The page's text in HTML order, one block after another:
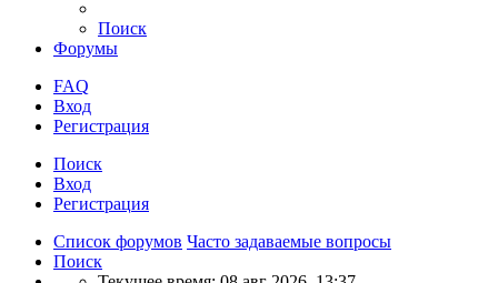
Поиск
Форумы
FAQ
Вход
Регистрация
Поиск
Вход
Регистрация
Список форумов Часто задаваемые вопросы
Поиск